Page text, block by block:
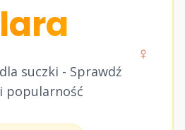
suczki - Sprawdź
popularność
♀